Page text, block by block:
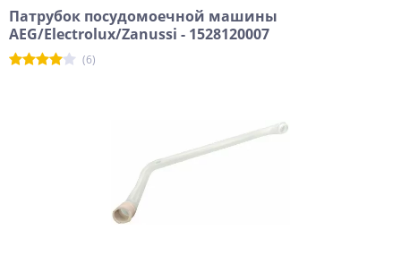
Патрубок посудомоечной машины
AEG/Electrolux/Zanussi - 1528120007
(6)